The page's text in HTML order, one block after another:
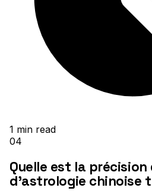
1 min read
04
Quelle est la précision
d'astrologie chinoise